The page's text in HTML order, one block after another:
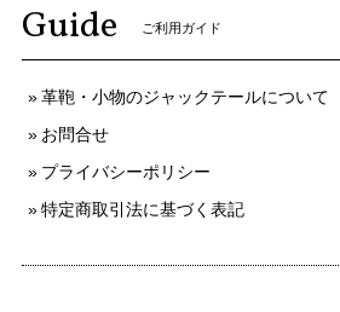
Guide ご利用ガイド
革鞄・小物のジャックテールについて
お問合せ
プライバシーポリシー
特定商取引法に基づく表記